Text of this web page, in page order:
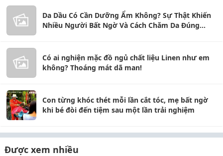
Da Dầu Có Cần Dưỡng Ẩm Không? Sự Thật Khiến
Nhiều Người Bất Ngờ Và Cách Chăm Da Đúng
Có ai nghiện mặc đồ ngủ chất liệu Linen như em
không? Thoáng mát dã man!
Con từng khóc thét mỗi lần cắt tóc, mẹ bất ngờ
khi bé đòi đến tiệm sau một lần trải nghiệm
Được xem nhiều